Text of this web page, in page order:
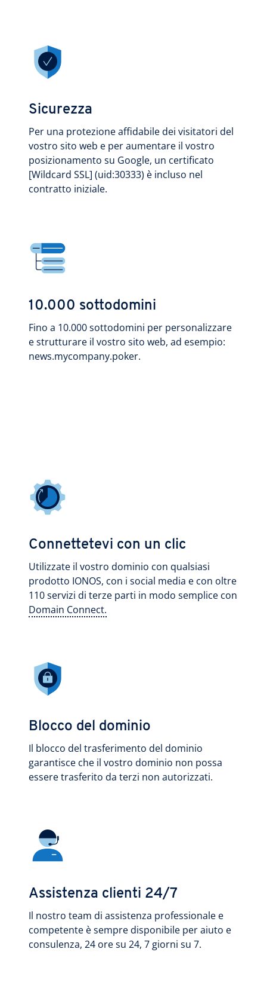
Sicurezza
Per una protezione affidabile dei visitatori del
vostro sito web e per aumentare il vostro
posizionamento su Google, un certificato
[Wildcard SSL] (uid:30333) è incluso nel
contratto iniziale.
10.000 sottodomini
Fino a 10.000 sottodomini per personalizzare
e strutturare il vostro sito web, ad esempio:
news.mycompany.poker.
Connettetevi con un clic
Utilizzate il vostro dominio con qualsiasi
prodotto IONOS, con i social media e con oltre
110 servizi di terze parti in modo semplice con
Domain Connect.
Blocco del dominio
Il blocco del trasferimento del dominio
garantisce che il vostro dominio non possa
essere trasferito da terzi non autorizzati.
Assistenza clienti 24/7
Il nostro team di assistenza professionale e
competente è sempre disponibile per aiuto e
consulenza, 24 ore su 24, 7 giorni su 7.